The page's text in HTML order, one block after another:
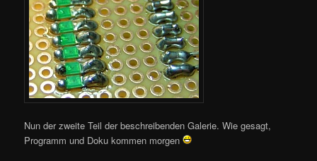
Nun der zweite Teil der beschreibenden Galerie. Wie gesagt,
Programm und Doku kommen morgen